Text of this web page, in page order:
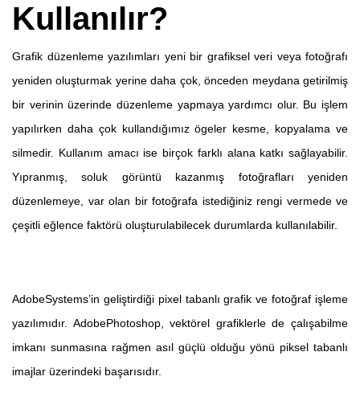
Kullanılır?
Grafik düzenleme yazılımları yeni bir grafiksel veri veya fotoğrafı
yeniden oluşturmak yerine daha çok, önceden meydana getirilmiş
bir verinin üzerinde düzenleme yapmaya yardımcı olur. Bu işlem
yapılırken daha çok kullandığımız ögeler kesme, kopyalama ve
silmedir. Kullanım amacı ise birçok farklı alana katkı sağlayabilir.
Yıpranmış, soluk görüntü kazanmış fotoğrafları yeniden
düzenlemeye, var olan bir fotoğrafa istediğiniz rengi vermede ve
çeşitli eğlence faktörü oluşturulabilecek durumlarda kullanılabilir.
AdobeSystems’in geliştirdiği pixel tabanlı grafik ve fotoğraf işleme
yazılımıdır. AdobePhotoshop, vektörel grafiklerle de çalışabilme
imkanı sunmasına rağmen asıl güçlü olduğu yönü piksel tabanlı
imajlar üzerindeki başarısıdır.